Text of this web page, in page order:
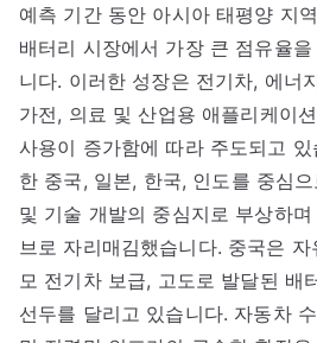
예측 기간 동안 아시아 태평양 지
배터리 시장에서 가장 큰 점유율
니다. 이러한 성장은 전기차, 에너
가전, 의료 및 산업용 애플리케이
사용이 증가함에 따라 주도되고
한 중국, 일본, 한국, 인도를 중심
및 기술 개발의 중심지로 부상하
브로 자리매김했습니다. 중국은
모 전기차 보급, 고도로 발달된 배
선두를 달리고 있습니다. 자동차